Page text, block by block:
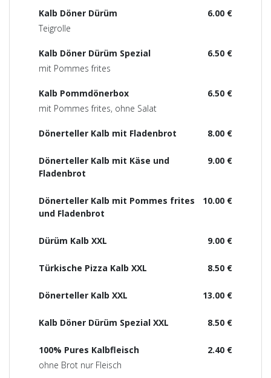
6.00 €
Kalb Döner Dürüm
Teigrolle
6.50 €
Kalb Döner Dürüm Spezial
mit Pommes frites
6.50 €
Kalb Pommdönerbox
mit Pommes frites, ohne Salat
8.00 €
Dönerteller Kalb mit Fladenbrot
9.00 €
Dönerteller Kalb mit Käse und
Fladenbrot
10.00 €
Dönerteller Kalb mit Pommes frites
und Fladenbrot
9.00 €
Dürüm Kalb XXL
8.50 €
Türkische Pizza Kalb XXL
13.00 €
Dönerteller Kalb XXL
8.50 €
Kalb Döner Dürüm Spezial XXL
2.40 €
100% Pures Kalbfleisch
ohne Brot nur Fleisch